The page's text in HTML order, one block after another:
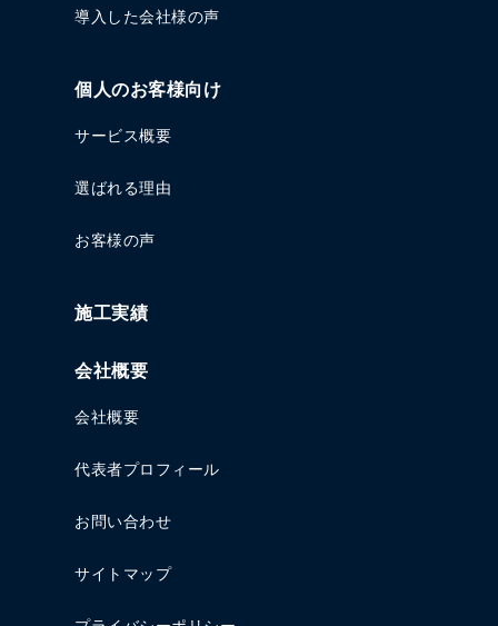
導入した会社様の声
個人のお客様向け
サービス概要
選ばれる理由
お客様の声
施工実績
会社概要
会社概要
代表者プロフィール
お問い合わせ
サイトマップ